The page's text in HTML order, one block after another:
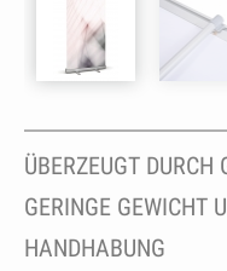
ÜBERZEUGT DURCH
GERINGE GEWICHT
HANDHABUNG